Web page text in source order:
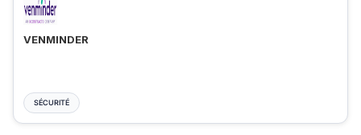
VENMINDER
SÉCURITÉ